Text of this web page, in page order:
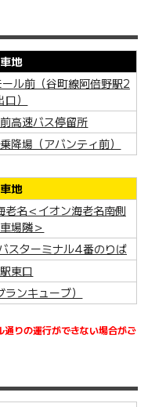
地
ル前（谷町線阿倍野駅2
）
高速バス停留所
降場（アバンティ前）
地
名＜イオン海老名南側
場隣＞
スターミナル4番のりば
東口
ンキューブ）
りの運行ができない場合がご